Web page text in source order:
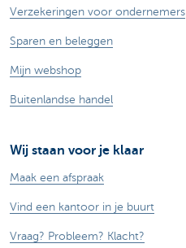
Verzekeringen voor ondernemers
Sparen en beleggen
Mijn webshop
Buitenlandse handel
Wij staan voor je klaar
Maak een afspraak
Vind een kantoor in je buurt
Vraag? Probleem? Klacht?